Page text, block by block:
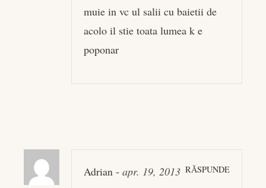
muie in vc ul salii cu baietii de
acolo il stie toata lumea k e
poponar
Adrian - apr. 19, 2013 RĂSPUNDE